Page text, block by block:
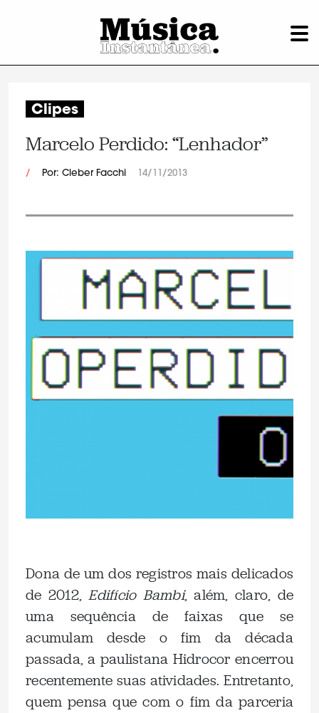
Clipes
Marcelo Perdido: “Lenhador”
/ Por: Cleber Facchi 14/11/2013
Dona de um dos registros mais delicados
de 2012,Edifício Bambi, além, claro, de
uma sequência de faixas que se
acumulam desde o fim da década
passada, a paulistana Hidrocor encerrou
recentemente suas atividades. Entretanto,
quem pensa que com o fim da parceria